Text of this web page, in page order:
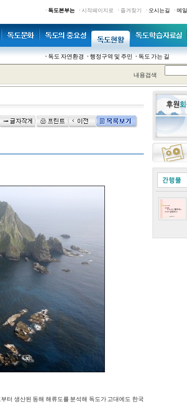
· 독도본부는 · 시작페이지로 · 즐겨찾기 · 오시는길 · 메
독도 자연환경 행정구역 및 주민 독도 가는 길
내용검색
터 생산된 동해 해류도를 분석해 독도가 고대에도 한국